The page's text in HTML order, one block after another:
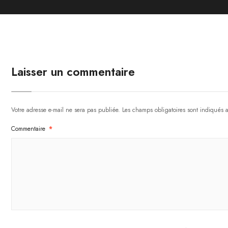
Laisser un commentaire
Votre adresse e-mail ne sera pas publiée. Les champs obligatoires sont indiqués
Commentaire *